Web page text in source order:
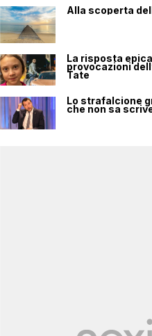
Alla scoperta
La risposta
provocazioni
Tate
Lo strafalcione
che non sa